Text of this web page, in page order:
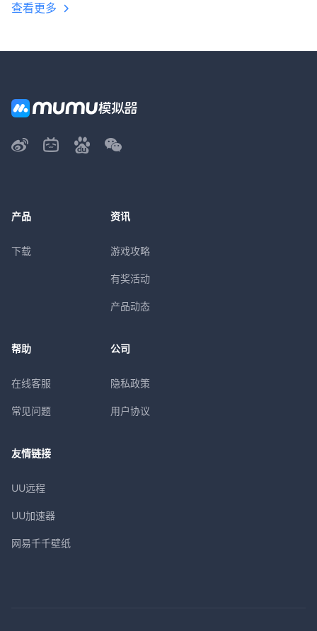
查看更多
产品
下载
资讯
游戏攻略
有奖活动
产品动态
帮助
在线客服
常见问题
公司
隐私政策
用户协议
友情链接
UU远程
UU加速器
网易千千壁纸